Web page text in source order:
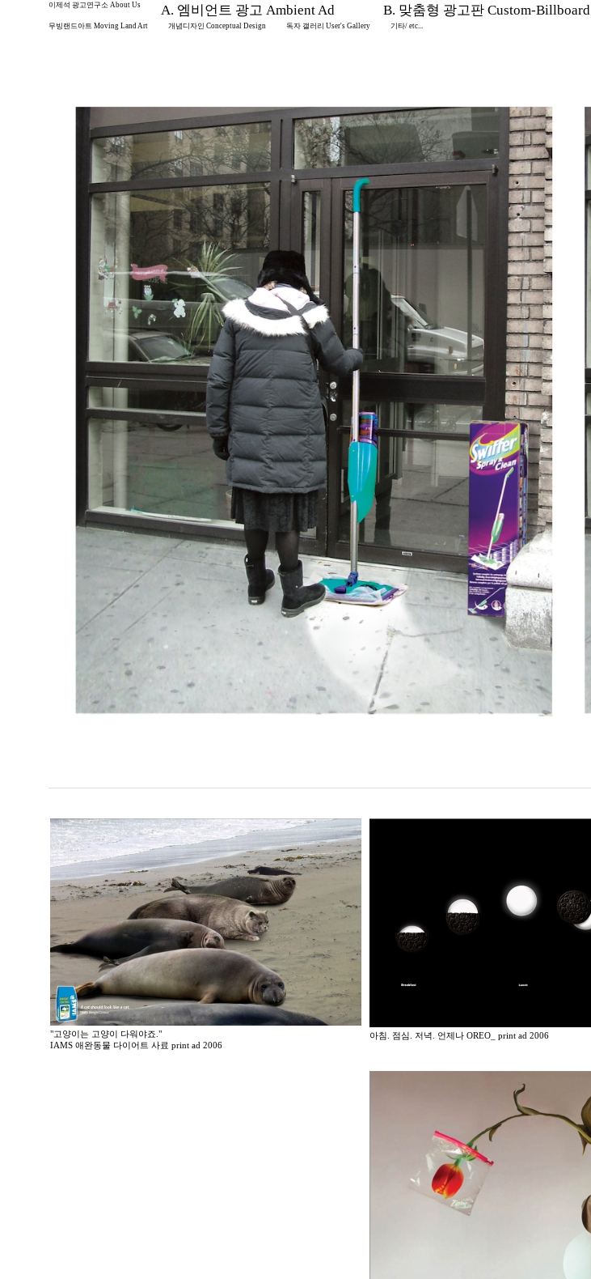
이제석 광고연구소 About Us A. 엠비언트 광고 Ambient Ad B. 맞춤형 광고판 Custom-Billboard
무빙랜드아트 Moving Land Art
개념디자인 Conceptual Design 독자 갤러리 User's Gallery 기타/ etc...
"고양이는 고양이 다워야죠."
IAMS 애완동물 다이어트 사료 print ad 2006
아침. 점심. 저녁. 언제나 OREO_ print ad 2006